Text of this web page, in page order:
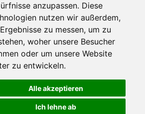
anzupassen. Diese
nutzen wir außerdem,
zu messen, um zu
woher unsere Besucher
oder um unsere Website
zu entwickeln.
Alle akzeptieren
Ich lehne ab
Партнерам
Инвесторам
Медиа
Facebook
Twitter
YouTube